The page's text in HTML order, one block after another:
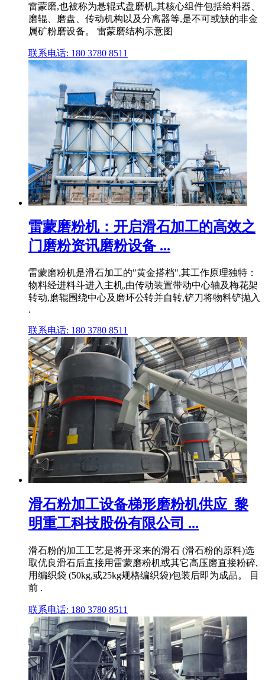
雷蒙磨,也被称为悬辊式盘磨机,其核心组件包括给料器、
磨辊、磨盘、传动机构以及分离器等,是不可或缺的非金
属矿粉磨设备。 雷蒙磨结构示意图
联系电话: 180 3780 8511
雷蒙磨粉机：开启滑石加工的高效之
门磨粉资讯磨粉设备 ...
雷蒙磨粉机是滑石加工的"黄金搭档",其工作原理独特：
物料经进料斗进入主机,由传动装置带动中心轴及梅花架
转动,磨辊围绕中心及磨环公转并自转,铲刀将物料铲抛入
.
联系电话: 180 3780 8511
滑石粉加工设备梯形磨粉机供应_黎
明重工科技股份有限公司 ...
滑石粉的加工工艺是将开采来的滑石 (滑石粉的原料)选
取优良滑石后直接用雷蒙磨粉机或其它高压磨直接粉碎,
用编织袋 (50kg,或25kg规格编织袋)包装后即为成品。 目
前 .
联系电话: 180 3780 8511